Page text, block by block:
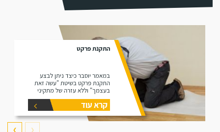
התקנת פרקט
במאמר יוסבר כיצד ניתן לבצע
התקנת פרקט בשיטת "עשה זאת
בעצמך" וללא עזרה של מתקיני
פרקטים.
קרא עוד
❮
❯